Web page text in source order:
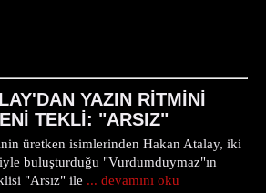
YAZIN RİTMİNİ
TEKLİ: "ARSIZ"
üretken isimlerinden Hakan Atalay, iki
buluşturduğu "Vurdumduymaz"ın
"Arsız" ile ... devamını oku